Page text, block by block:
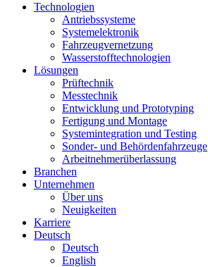
Technologien
Antriebssysteme
Systemelektronik
Fahrzeugvernetzung
Wasserstofftechnologien
Lösungen
Prüftechnik
Messtechnik
Entwicklung und Prototyping
Fertigung und Montage
Systemintegration und Testing
Sonder- und Behördenfahrzeuge
Arbeitnehmerüberlassung
Branchen
Unternehmen
Über uns
Neuigkeiten
Karriere
Deutsch
Deutsch
English